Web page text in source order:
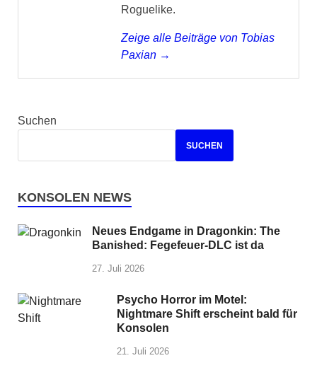
Roguelike.
Zeige alle Beiträge von Tobias
Paxian →
Suchen
SUCHEN
KONSOLEN NEWS
Neues Endgame in Dragonkin: The
Banished: Fegefeuer-DLC ist da
27. Juli 2026
Psycho Horror im Motel:
Nightmare Shift erscheint bald für
Konsolen
21. Juli 2026